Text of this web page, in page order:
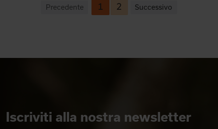
Precedente 1 2 Successivo
Iscriviti alla nostra newsletter